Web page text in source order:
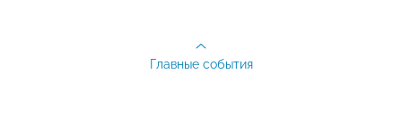
Главные события